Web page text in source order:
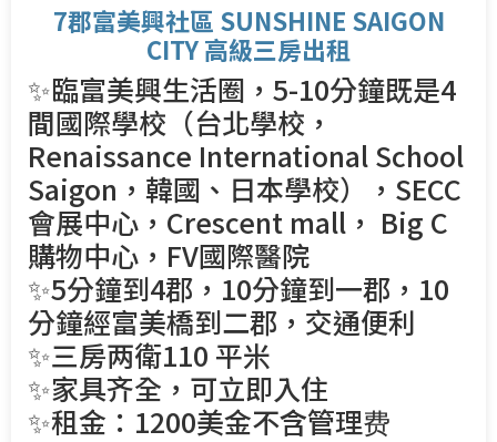
7郡富美興社區 SUNSHINE SAIGON
CITY 高級三房出租
✨臨富美興生活圈，5-10分鐘既是4
間國際學校（台北學校，
Renaissance International School
Saigon，韓國、日本學校），SECC
會展中心，Crescent mall， Big C
購物中心，FV國際醫院
✨5分鐘到4郡，10分鐘到一郡，10
分鐘經富美橋到二郡，交通便利
✨三房两衛110 平米
✨家具齐全，可立即入住
✨租金：1200美金不含管理费